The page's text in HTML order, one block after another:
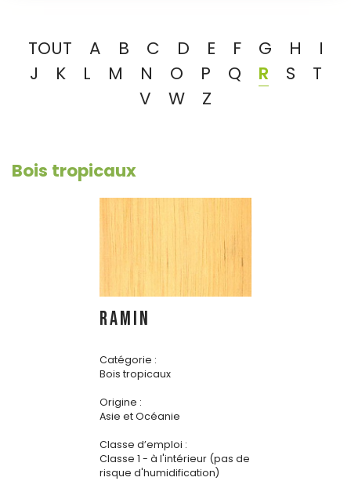
TOUT A B C D E F G H
I
J
K L M N O P Q R S
T
V
W Z
Bois tropicaux
RAMIN
Catégorie :
Bois tropicaux
Origine :
Asie et Océanie
Classe d’emploi :
Classe 1 - à l'intérieur (pas de
risque d'humidification)